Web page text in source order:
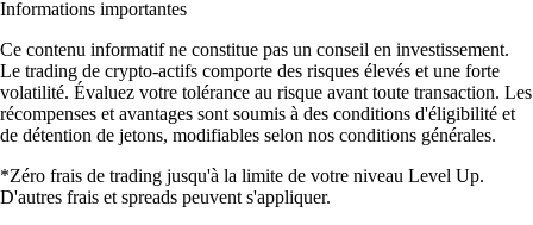
Informations importantes
Ce contenu informatif ne constitue pas un conseil en investissement.
Le trading de crypto-actifs comporte des risques élevés et une forte
volatilité. Évaluez votre tolérance au risque avant toute transaction. Les
récompenses et avantages sont soumis à des conditions d'éligibilité et
de détention de jetons, modifiables selon nos conditions générales.
*Zéro frais de trading jusqu'à la limite de votre niveau Level Up.
D'autres frais et spreads peuvent s'appliquer.